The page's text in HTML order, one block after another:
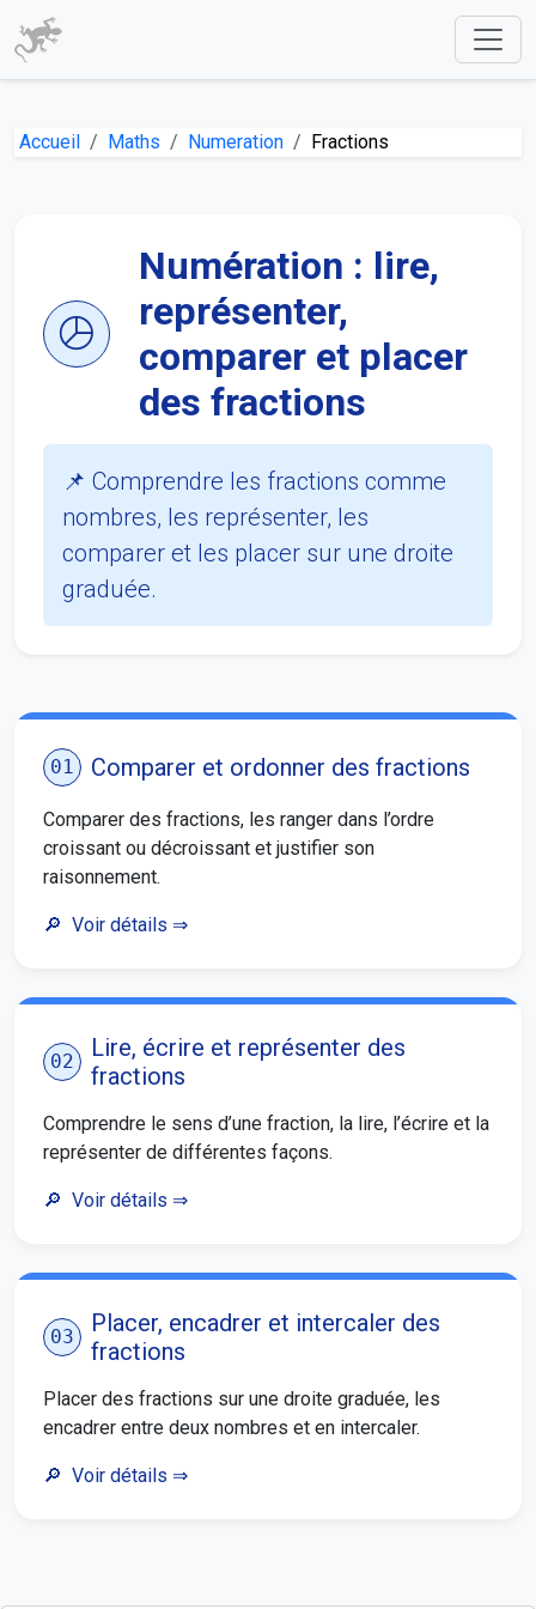
Accueil Maths Numeration Fractions
Numération : lire,
représenter,
comparer et placer
des fractions
📌 Comprendre les fractions comme
nombres, les représenter, les
comparer et les placer sur une droite
graduée.
01 Comparer et ordonner des fractions
Comparer des fractions, les ranger dans l’ordre
croissant ou décroissant et justifier son
raisonnement.
Voir détails ⇒
02
Lire, écrire et représenter des
fractions
Comprendre le sens d’une fraction, la lire, l’écrire et la
représenter de différentes façons.
Voir détails ⇒
03
Placer, encadrer et intercaler des
fractions
Placer des fractions sur une droite graduée, les
encadrer entre deux nombres et en intercaler.
Voir détails ⇒